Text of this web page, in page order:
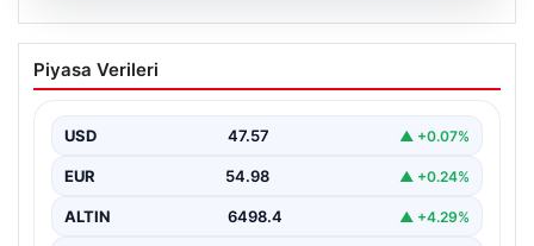
04.08.2026
FED Nisan Ayı Faiz Kararı Ne Zaman,
Saat Kaçta? Güncel Beklentiler ve
ABD Merkez Bankası (FED) nisan ayı faiz kararı, finansal
Piyasa Verileri
USD 47.57 ▲ +0.07%
EUR 54.98 ▲ +0.24%
ALTIN 6498.4 ▲ +4.29%